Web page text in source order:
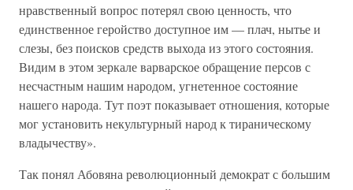
нравственный вопрос потерял свою ценность, что
единственное геройство доступное им — плач, нытье и
слезы, без поисков средств выхода из этого состояния.
Видим в этом зеркале варварское обращение персов с
несчастным нашим народом, угнетенное состояние
нашего народа. Тут поэт показывает отношения, которые
мог установить некультурный народ к тираническому
владычеству».
Так понял Абовяна революционный демократ с большим